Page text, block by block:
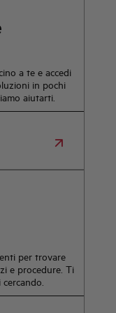
a te e accedi
in pochi
aiutarti.
per trovare
e procedure. Ti